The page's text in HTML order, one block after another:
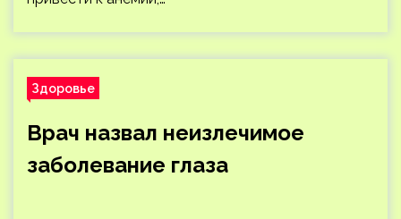
Здоровье
Врач назвал неизлечимое
заболевание глаза